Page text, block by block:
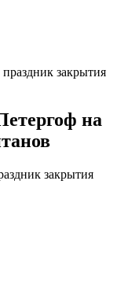
закрытия
на
закрытия